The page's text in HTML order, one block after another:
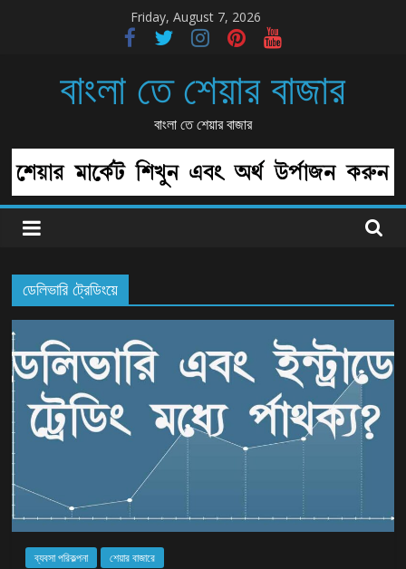
Friday, August 7, 2026
বাংলা তে শেয়ার বাজার
বাংলা তে শেয়ার বাজার
ডেলিভারি ট্রেডিংয়ে
ব্যবসা পরিকল্পনা শেয়ার বাজারে